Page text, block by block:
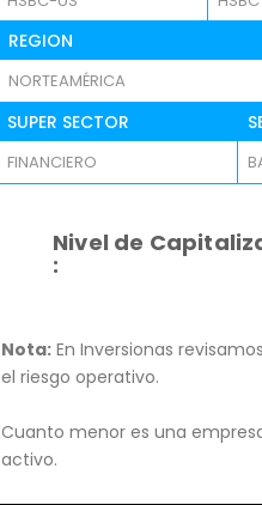
REGION
NORTEAMÉRICA
SUPER SECTOR
FINANCIERO
Nivel de
:
Nota: En Inversionas
el riesgo operativo.
Cuanto menor es una
activo.